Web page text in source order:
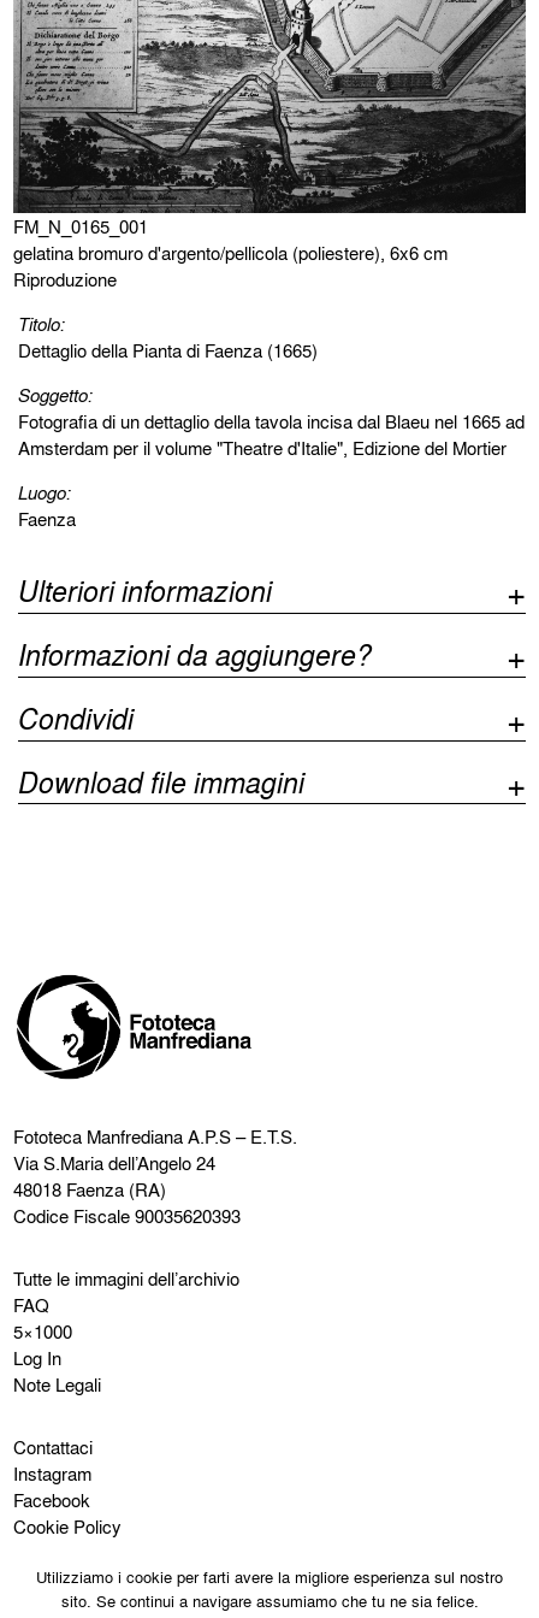
FM_N_0165_001
gelatina bromuro d'argento/pellicola (poliestere), 6x6 cm
Riproduzione
Titolo:
Dettaglio della Pianta di Faenza (1665)
Soggetto:
Fotografia di un dettaglio della tavola incisa dal Blaeu nel 1665 ad
Amsterdam per il volume "Theatre d'Italie", Edizione del Mortier
Luogo:
Faenza
Ulteriori informazioni
Informazioni da aggiungere?
Condividi
Download file immagini
Fototeca ManfredianaA.P.S – E.T.S.
Via S.Maria dell’Angelo 24
48018 Faenza (RA)
Codice Fiscale 90035620393
Tutte le immagini dell’archivio
FAQ
5×1000
Log In
Note Legali
Contattaci
Instagram
Facebook
Cookie Policy
Utilizziamo i cookie per farti avere la migliore esperienza sul nostro
sito. Se continui a navigare assumiamo che tu ne sia felice.